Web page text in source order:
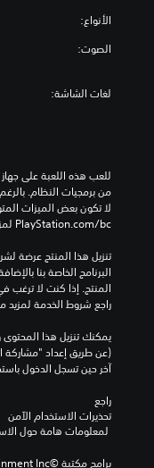
الأنواع:
الصوت:
لغات الشاشة:
‎PlayStation.com/bc لمزيد من التفاصيل.
راجع شروط الخدمة لمزيد
آخر حين تسجل الدخول
راجع
تحذيرات الاستخدام الآمن